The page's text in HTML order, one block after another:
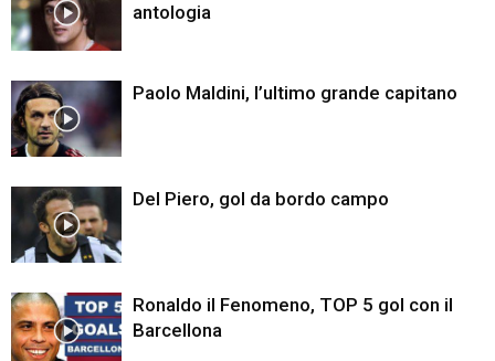
antologia
Paolo Maldini, l’ultimo grande capitano
Del Piero, gol da bordo campo
Ronaldo il Fenomeno, TOP 5 gol con il
Barcellona